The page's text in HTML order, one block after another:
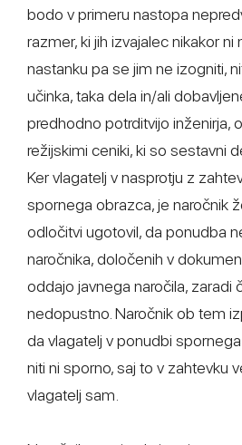
bodo v primeru nastopa
razmer, ki jih izvajalec nikakor
nastanku pa se jim ne izogniti,
učinka, taka dela in/ali
predhodno potrditvijo inženirja,
režijskimi ceniki, ki so sestavni
Ker vlagatelj v nasprotju z
spornega obrazca, je naročnik
odločitvi ugotovil, da ponudba
naročnika, določenih v
oddajo javnega naročila, zaradi
nedopustno. Naročnik ob tem
da vlagatelj v ponudbi
niti ni sporno, saj to v zahtevku
vlagatelj sam.